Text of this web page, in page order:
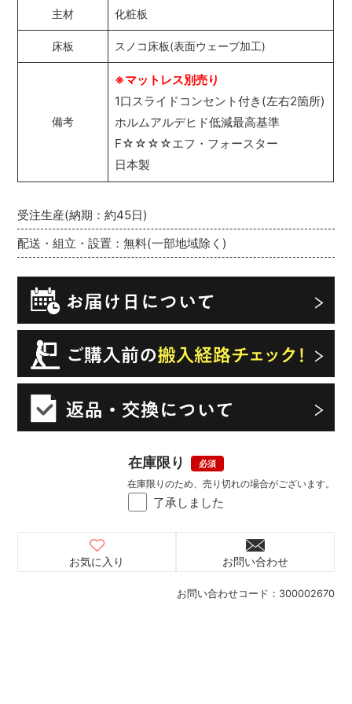
お問い合わせコード： 300002670
受注生産(納期：約45日)
配送・組立・設置：無料(一部地域除く)
在庫限り
了承しました
在庫限りのため、売り切れの場合がございます。
お気に入り お問い合わせ
主材 化粧板
床板 スノコ床板(表面ウェーブ加工)
備考
※マットレス別売り
1口スライドコンセント付き(左右2箇所)
ホルムアルデヒド低減最高基準
F☆☆☆☆エフ・フォースター
日本製